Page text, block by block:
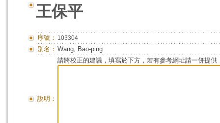
王保平
序號： 103304
別名： Wang, Bao-ping
說明：
請將校正的建議，填寫於下方，若有參考網址請一併提供